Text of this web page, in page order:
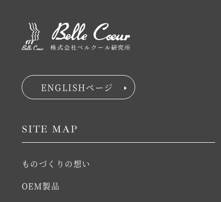
ENGLISHページ
SITE MAP
ものづくりの想い
OEM製品